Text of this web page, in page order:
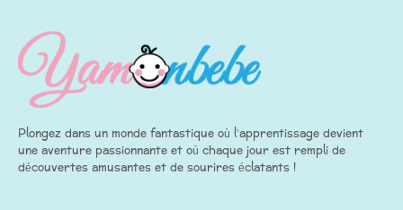
Plongez dans un monde fantastique où l’apprentissage devient
une aventure passionnante et où chaque jour est rempli de
découvertes amusantes et de sourires éclatants !